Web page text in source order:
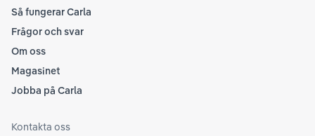
Så fungerar Carla
Frågor och svar
Om oss
Magasinet
Jobba på Carla
Kontakta oss